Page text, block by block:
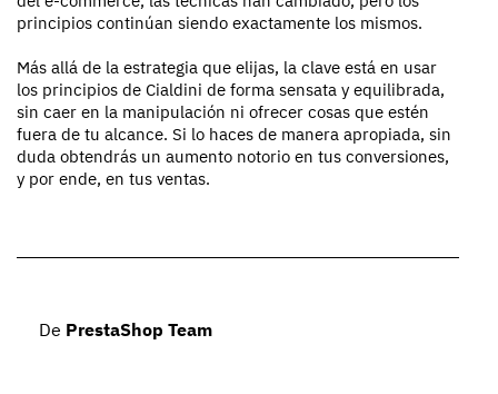
principios continúan siendo exactamente los mismos.
Más allá de la estrategia que elijas, la clave está en usar
los principios de Cialdini de forma sensata y equilibrada,
sin caer en la manipulación ni ofrecer cosas que estén
fuera de tu alcance. Si lo haces de manera apropiada, sin
duda obtendrás un aumento notorio en tus conversiones,
y por ende, en tus ventas.
De PrestaShop Team